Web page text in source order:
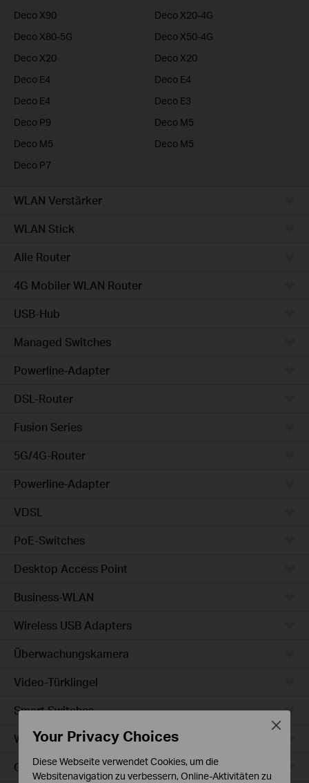
Deco X90
Deco X20-4G
Deco X80-5G
Deco X50-4G
Deco X20
Deco X20
Deco E4
Deco E4
Deco E4
Deco E3
Deco P9
Deco M5
Deco M5
Deco M5
Deco P7
WLAN Verstärker
WLAN Stick
Alle Router
4G Mobiler WLAN Router
USB-Hub
Managed Switches
Powerline-Adapter
DSL-Router
Fusion Series
5G/4G-Router
Powerline-Adapter
VDSL
PoE-Switches
Desktop Access Point
Business-WLAN
Wireless USB Adapters
Überwachungskamera
Video-Türklingel
Smart Switches
WLAN-Steckdosen
Glühbirne & LED-Streifen
Your Privacy Choices
Diese Webseite verwendet Cookies, um die
Websitenavigation zu verbessern, Online-Aktivitäten zu
Close